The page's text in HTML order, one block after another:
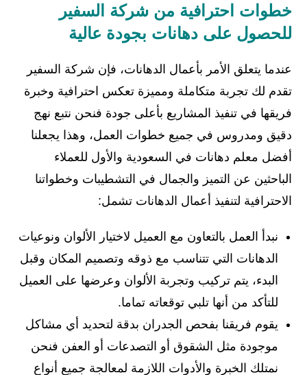
خطوات احترافية من شركة السفير
للحصول على دهانات بجودة عالية
عندما يتعلق الأمر بأعمال الدهانات، فإن شركة السفير
تقدم لك تجربة متكاملة ومميزة تعكس احترافية وخبرة
فريقها في تنفيذ المشاريع بأعلى جودة فنحن نتبع نهج
دقيق ومدروس في جميع خطوات العمل، وهذا يجعلنا
أفضل معلم دهانات في السعودية والأول للعملاء
الباحثين عن التميز والجمال في التشطيبات وخطواتنا
الاحترافية لتنفيذ أعمال الدهانات تشمل:
نبدأ العمل بالتعاون مع العميل لاختيار الألوان ونوعيات
الدهانات التي تتناسب مع ذوقه وتصميم المكان وقبل
البدء، يتم تركيب وتجربة الألوان وعرضها على العميل
للتأكد من أنها تلبي توقعاته تماما.
يقوم فريقنا بفحص الجدران بدقة لتحديد أي مشاكل
موجودة مثل الشقوق أو التصدعات أو العفن فنحن
نمتلك الخبرة والأدوات اللازمة لمعالجة جميع أنواع